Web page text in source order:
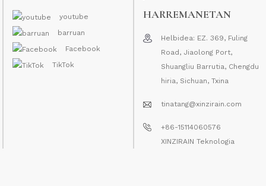
youtube
barruan
Facebook
TikTok
HARREMANETAN
Helbidea: EZ. 369, Fuling
Road, Jiaolong Port,
Shuangliu Barrutia, Chengdu
hiria, Sichuan, Txina
tinatang@xinzirain.com
+86-15114060576
XINZIRAIN Teknologia